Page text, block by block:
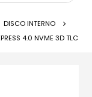
DISCO INTERNO
4.0 NVME 3D TLC